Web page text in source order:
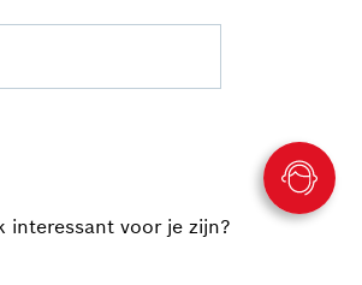
interessant voor je zijn?